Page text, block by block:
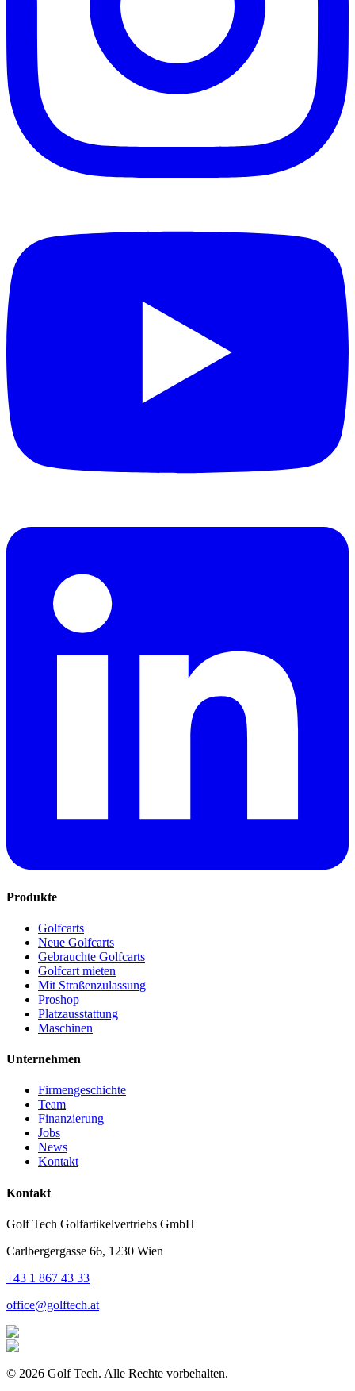
Produkte
Golfcarts
Neue Golfcarts
Gebrauchte Golfcarts
Golfcart mieten
Mit Straßenzulassung
Proshop
Platzausstattung
Maschinen
Unternehmen
Firmengeschichte
Team
Finanzierung
Jobs
News
Kontakt
Kontakt
Golf Tech Golfartikelvertriebs GmbH
Carlbergergasse 66, 1230 Wien
+43 1 867 43 33
office@golftech.at
© 2026 Golf Tech. Alle Rechte vorbehalten.